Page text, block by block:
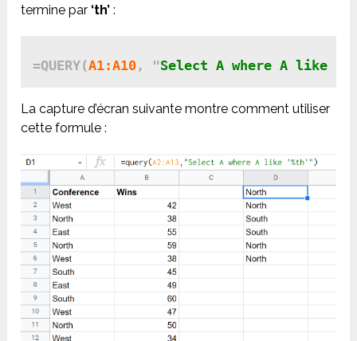
termine par ‘th’ :
=QUERY(A1:A10 , "Select A where A like
La capture d’écran suivante montre comment utiliser
cette formule :